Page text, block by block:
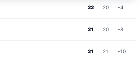
22 20 -4
21 20 -8
21 21 -10